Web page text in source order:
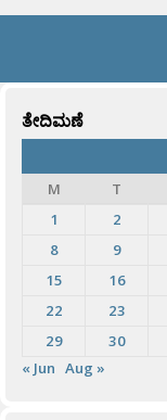
ತೇದಿಮಣೆ
M
T
1
2
8
9
15
16
22
23
29
30
« Jun Aug »